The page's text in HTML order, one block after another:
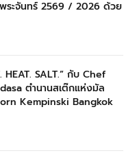
ระจันทร์ 2569 / 2026 ด้วย
HEAT. SALT.” กับ Chef
ตำนานสเต๊กแห่งมัล
Kempinski Bangkok